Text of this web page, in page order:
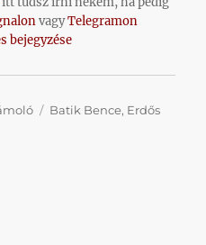
vagyTelegramon
bejegyzése
Címke
Batik Bence, Erdős